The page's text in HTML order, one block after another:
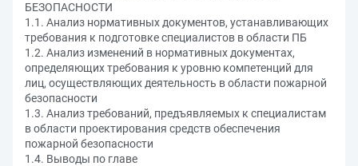
БЕЗОПАСНОСТИ
1.1. Анализ нормативных документов, устанавливающих
требования к подготовке специалистов в области ПБ
1.2. Анализ изменений в нормативных документах,
определяющих требования к уровню компетенций для
лиц, осуществляющих деятельность в области пожарной
безопасности
1.3. Анализ требований, предъявляемых к специалистам
в области проектирования средств обеспечения
пожарной безопасности
1.4. Выводы по главе